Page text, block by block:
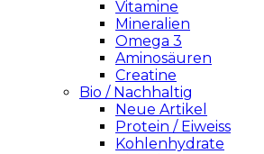
Vitamine
Mineralien
Omega 3
Aminosäuren
Creatine
Bio / Nachhaltig
Neue Artikel
Protein / Eiweiss
Kohlenhydrate